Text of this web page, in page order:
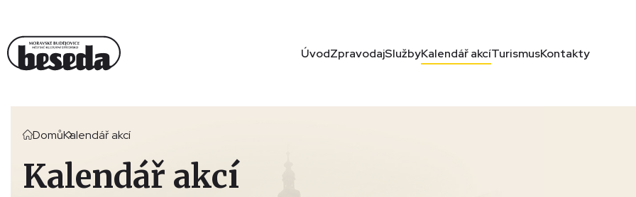
ÚvodZpravodajSlužbyKalendář akcíTurismusKontakty
DomůKalendář akcí
Kalendář akcí